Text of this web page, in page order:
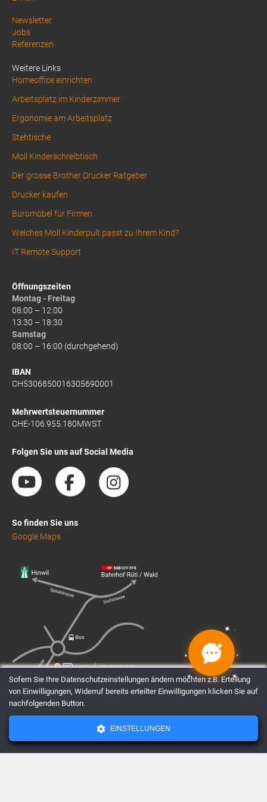
Above
Footer
Newsletter
Jobs
Referenzen
Weitere Links
Homeoffice einrichten
Arbeitsplatz im Kinderzimmer
Ergonomie am Arbeitsplatz
Stehtische
Moll Kinderschreibtisch
Der grosse Brother Drucker Ratgeber
Drucker kaufen
Büromöbel für Firmen
Welches Moll Kinderpult passt zu Ihrem Kind?
IT Remote Support
Öffnungszeiten
Montag - Freitag
08:00 – 12:00
13:30 – 18:30
Samstag
08:00 – 16:00 (durchgehend)
IBAN
CH5306850016305690001
Mehrwertsteuernummer
CHE-106.955.180MWST
Folgen Sie uns auf Social Media
So finden Sie uns
Google Maps
AGBsDatenschutzImpressum
✦
✦
✦
✦
✦
✦
Sofern Sie Ihre Datenschutzeinstellungen ändern möchten z.B. Erteilung
von Einwilligungen, Widerruf bereits erteilter Einwilligungen klicken Sie auf
nachfolgenden Button.
EINSTELLUNGEN